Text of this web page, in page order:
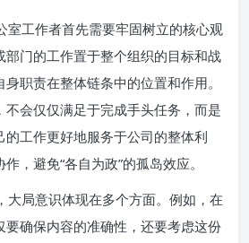
室工作者首先需要牢固树立的核心观
部门的工作置于整个组织的目标和战
职责在整体链条中的位置和作用。
会仅仅满足于完成手头任务，而是
工作更好地服务于公司的整体利
，避免“各自为政”的孤岛效应。
大局意识体现在多个方面。例如，在
要确保内容的准确性，还要考虑这份